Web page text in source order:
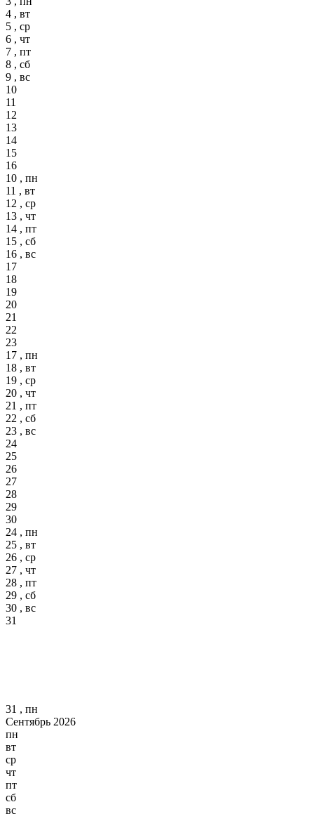
4 , вт
5 , ср
6 , чт
7 , пт
8 , сб
9 , вс
10
11
12
13
14
15
16
10 , пн
11 , вт
12 , ср
13 , чт
14 , пт
15 , сб
16 , вс
17
18
19
20
21
22
23
17 , пн
18 , вт
19 , ср
20 , чт
21 , пт
22 , сб
23 , вс
24
25
26
27
28
29
30
24 , пн
25 , вт
26 , ср
27 , чт
28 , пт
29 , сб
30 , вс
31
31 , пн
Сентябрь 2026
пн
вт
ср
чт
пт
сб
вс